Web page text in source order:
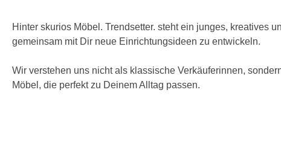
Hinter skurios Möbel. Trendsetter. steht ein junges, kreatives
gemeinsam mit Dir neue Einrichtungsideen zu entwickeln.
Wir verstehen uns nicht als klassische Verkäuferinnen,
Möbel, die perfekt zu Deinem Alltag passen.